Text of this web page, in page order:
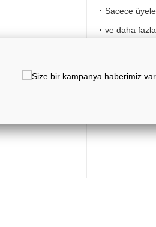
· Sacece
· ve daha